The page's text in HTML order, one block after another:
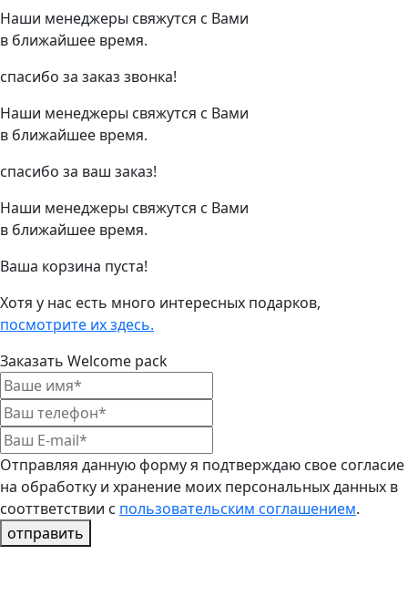
Наши менеджеры свяжутся с Вами
в ближайшее время.
спасибо за заказ звонка!
Наши менеджеры свяжутся с Вами
в ближайшее время.
спасибо за ваш заказ!
Наши менеджеры свяжутся с Вами
в ближайшее время.
Ваша корзина пуста!
Хотя у нас есть много интересных подарков,
посмотрите их здесь.
Заказать Welcome pack
Отправляя данную форму я подтверждаю свое согласие
на обработку и хранение моих персональных данных в
сооттветствии с пользовательским соглашением.
отправить